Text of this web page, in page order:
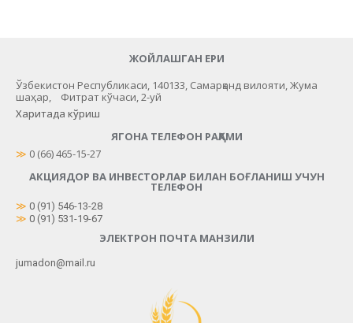
ЖОЙЛАШГАН ЕРИ
Ўзбекистон Республикаси, 140133, Самарқанд вилояти, Жума
шаҳар, Фитрат кўчаси, 2-уй
Харитада кўриш
ЯГОНА ТЕЛЕФОН РАҚАМИ
≫ 0 (66) 465-15-27
АКЦИЯДОР ВА ИНВЕСТОРЛАР БИЛАН БОҒЛАНИШ УЧУН
ТЕЛЕФОН
≫ 0 (91) 546-13-28
≫ 0 (91) 531-19-67
ЭЛЕКТРОН ПОЧТА МАНЗИЛИ
jumadon@mail.ru